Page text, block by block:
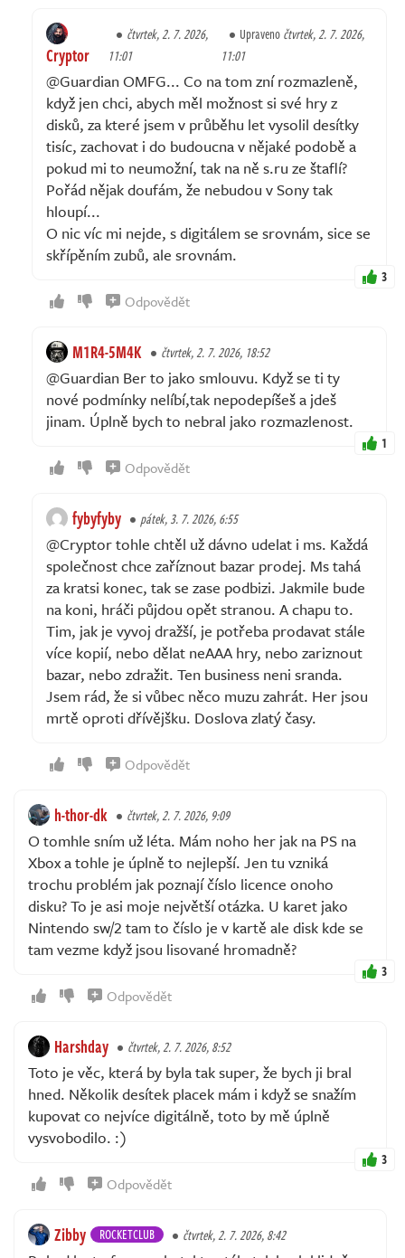
Cryptor
čtvrtek, 2. 7. 2026,
11:01
Upravenočtvrtek, 2. 7. 2026,
11:01
@Guardian OMFG... Co na tom zní rozmazleně,
když jen chci, abych měl možnost si své hry z
disků, za které jsem v průběhu let vysolil desítky
tisíc, zachovat i do budoucna v nějaké podobě a
pokud mi to neumožní, tak na ně s.ru ze štaflí?
Pořád nějak doufám, že nebudou v Sony tak
hloupí...
O nic víc mi nejde, s digitálem se srovnám, sice se
skřípěním zubů, ale srovnám.
3
Odpovědět
M1R4-5M4K čtvrtek, 2. 7. 2026, 18:52
@Guardian Ber to jako smlouvu. Když se ti ty
nové podmínky nelíbí,tak nepodepíšeš a jdeš
jinam. Úplně bych to nebral jako rozmazlenost.
1
Odpovědět
fybyfyby pátek, 3. 7. 2026, 6:55
@Cryptor tohle chtěl už dávno udelat i ms. Každá
společnost chce zaříznout bazar prodej. Ms tahá
za kratsi konec, tak se zase podbizi. Jakmile bude
na koni, hráči půjdou opět stranou. A chapu to.
Tim, jak je vyvoj dražší, je potřeba prodavat stále
více kopií, nebo dělat neAAA hry, nebo zariznout
bazar, nebo zdražit. Ten business neni sranda.
Jsem rád, že si vůbec něco muzu zahrát. Her jsou
mrtě oproti dřívějšku. Doslova zlatý časy.
Odpovědět
h-thor-dk čtvrtek, 2. 7. 2026, 9:09
O tomhle sním už léta. Mám noho her jak na PS na
Xbox a tohle je úplně to nejlepší. Jen tu vzniká
trochu problém jak poznají číslo licence onoho
disku? To je asi moje největší otázka. U karet jako
Nintendo sw/2 tam to číslo je v kartě ale disk kde se
tam vezme když jsou lisované hromadně?
3
Odpovědět
Harshday čtvrtek, 2. 7. 2026, 8:52
Toto je věc, která by byla tak super, že bych ji bral
hned. Několik desítek placek mám i když se snažím
kupovat co nejvíce digitálně, toto by mě úplně
vysvobodilo. :)
3
Odpovědět
Zibby ROCKETCLUB čtvrtek, 2. 7. 2026, 8:42